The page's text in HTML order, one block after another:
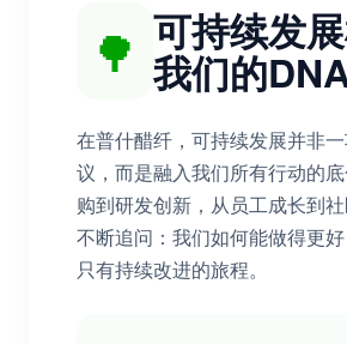
🌳 可持续发
我们的
在普什醋纤，可持续发展并非
议，而是融入我们所有行动的
购到研发创新，从员工成长到
不断追问：我们如何能做得更好
只有持续改进的旅程。